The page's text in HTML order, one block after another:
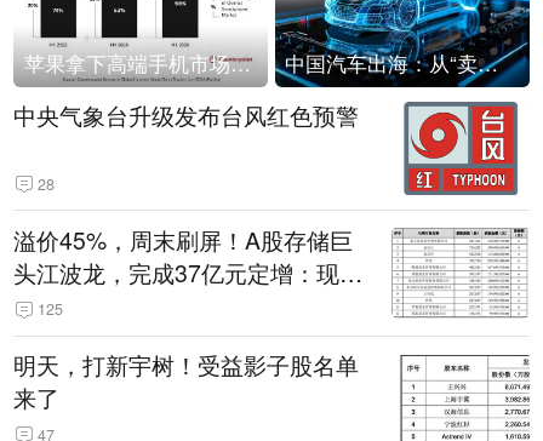
苹果拿下高端手机市场65%的份额：iPhone 17系列功不可没 中国汽车出海：从“卖出去”到“走进去”
中央气象台升级发布台风红色预警
28
溢价45%，周末刷屏！A股存储巨
头江波龙，完成37亿元定增：现价
386.6元，定增价560元
125
明天，打新宇树！受益影子股名单
来了
47